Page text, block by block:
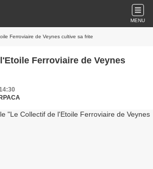
MENU
Ferroviaire de Veynes cultive sa frite
Ferroviaire de Veynes